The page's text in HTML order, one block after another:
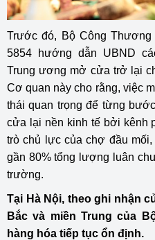
Trước đó, Bộ Công
5854 hướng dẫn UBND
Trung ương mở cửa trở lại
Cơ quan này cho rằng, việc
thái quan trọng để từng
cửa lại nền kinh tế bởi kênh
trò chủ lực của chợ đầu
gần 80% tổng lượng luân
trường.
Tại Hà Nội, theo ghi nhận
Bắc và miền Trung của
hàng hóa tiếp tục ổn định.